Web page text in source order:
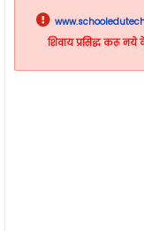
शिवाय प्रसिद्ध करू